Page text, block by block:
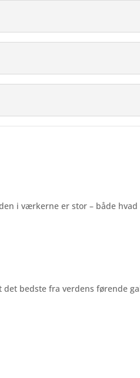
i værkerne er stor – både
bedste fra verdens førende